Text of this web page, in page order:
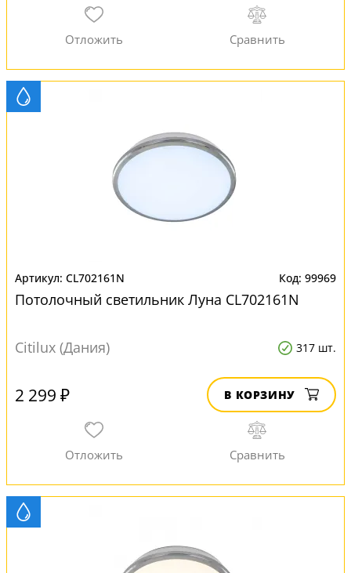
CL702161N 99969
Потолочный светильник Луна CL702161N
Citilux (Дания) 317 шт.
2 299 ₽ В КОРЗИНУ